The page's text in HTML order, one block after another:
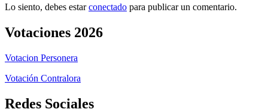
Lo siento, debes estarconectado para publicar un comentario.
Votaciones 2026
Votacion Personera
Votación Contralora
Redes Sociales